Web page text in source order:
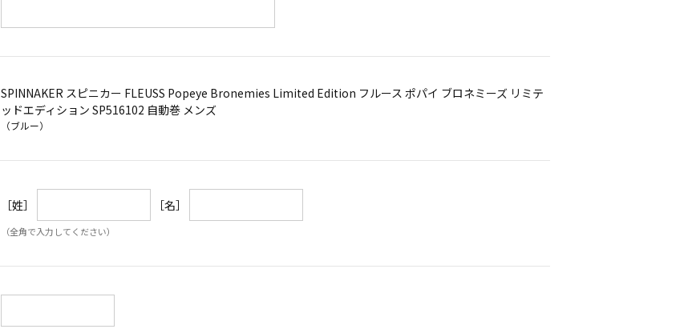
SPINNAKER スピニカー FLEUSS Popeye Bronemies Limited Edition フルース ポパイ ブロネミーズ リミテ
ッドエディション SP516102 自動巻 メンズ
（ブルー）
［姓］ ［名］
（全角で入力してください）